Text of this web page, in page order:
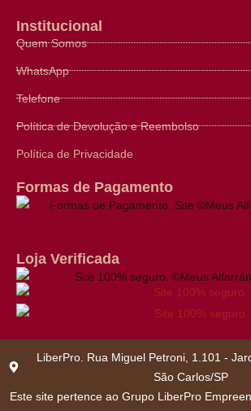
Institucional
Quem Somos
WhatsApp
Telefone
Política de Devolução e Reembolso
Política de Privacidade
Formas de Pagamento
Loja Verificada
LiberPro. Rua Miguel Petroni, 1.101 -
São Carlos/SP
Este site pertence ao Grupo LiberPro